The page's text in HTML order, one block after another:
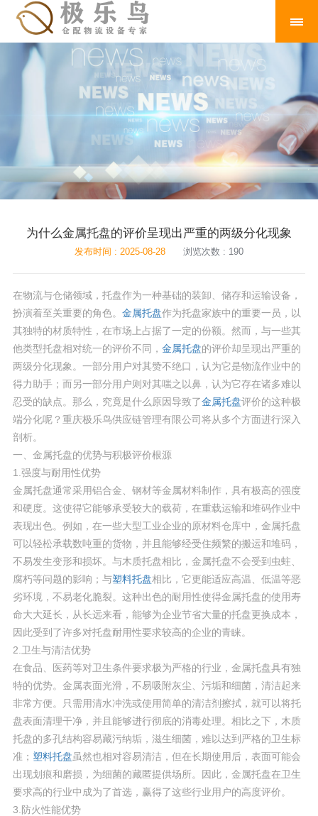
为什么金属托盘的评价呈现出严重的两级分化现象
发布时间 : 2025-08-28 浏览次数 : 190
在物流与仓储领域，托盘作为一种基础的装卸、储存和运输设备，
扮演着至关重要的角色。 金属托盘作为托盘家族中的重要一员，以
其独特的材质特性，在市场上占据了一定的份额。然而，与一些其
他类型托盘相对统一的评价不同， 金属托盘的评价却呈现出严重的
两级分化现象。一部分用户对其赞不绝口，认为它是物流作业中的
得力助手；而另一部分用户则对其嗤之以鼻，认为它存在诸多难以
忍受的缺点。那么，究竟是什么原因导致了金属托盘评价的这种极
端分化呢？重庆极乐鸟供应链管理有限公司将从多个方面进行深入
剖析。
一、金属托盘的优势与积极评价根源
1.强度与耐用性优势
金属托盘通常采用铝合金、钢材等金属材料制作，具有极高的强度
和硬度。这使得它能够承受较大的载荷，在重载运输和堆码作业中
表现出色。例如，在一些大型工业企业的原材料仓库中，金属托盘
可以轻松承载数吨重的货物，并且能够经受住频繁的搬运和堆码，
不易发生变形和损坏。与木质托盘相比，金属托盘不会受到虫蛀、
腐朽等问题的影响；与塑料托盘相比，它更能适应高温、低温等恶
劣环境，不易老化脆裂。这种出色的耐用性使得金属托盘的使用寿
命大大延长，从长远来看，能够为企业节省大量的托盘更换成本，
因此受到了许多对托盘耐用性要求较高的企业的青睐。
2.卫生与清洁优势
在食品、医药等对卫生条件要求极为严格的行业，金属托盘具有独
特的优势。金属表面光滑，不易吸附灰尘、污垢和细菌，清洁起来
非常方便。只需用清水冲洗或使用简单的清洁剂擦拭，就可以将托
盘表面清理干净，并且能够进行彻底的消毒处理。相比之下，木质
托盘的多孔结构容易藏污纳垢，滋生细菌，难以达到严格的卫生标
准； 塑料托盘虽然也相对容易清洁，但在长期使用后，表面可能会
出现划痕和磨损，为细菌的藏匿提供场所。因此，金属托盘在卫生
要求高的行业中成为了首选，赢得了这些行业用户的高度评价。
3.防火性能优势